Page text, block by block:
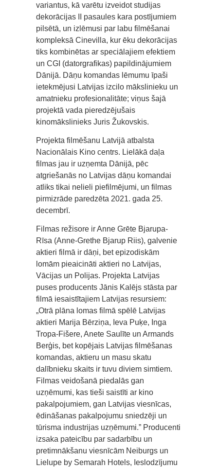
variantus, kā varētu izveidot studijas
dekorācijas II pasaules kara postījumiem
pilsētā, un izlēmusi par labu filmēšanai
kompleksā Cinevilla, kur ēku dekorācijas
tiks kombinētas ar speciālajiem efektiem
un CGI (datorgrafikas) papildinājumiem
Dānijā. Dāņu komandas lēmumu īpaši
ietekmējusi Latvijas izcilo mākslinieku un
amatnieku profesionalitāte; viņus šajā
projektā vada pieredzējušais
kinomākslinieks Juris Žukovskis.
Projekta filmēšanu Latvijā atbalsta
Nacionālais Kino centrs. Lielākā daļa
filmas jau ir uzņemta Dānijā, pēc
atgriešanās no Latvijas dāņu komandai
atliks tikai nelieli piefilmējumi, un filmas
pirmizrāde paredzēta 2021. gada 25.
decembrī.
Filmas režisore ir Anne Grēte Bjarupa-
Rīsa (Anne-Grethe Bjarup Riis), galvenie
aktieri filmā ir dāņi, bet epizodiskām
lomām pieaicināti aktieri no Latvijas,
Vācijas un Polijas. Projekta Latvijas
puses producents Jānis Kalējs stāsta par
filmā iesaistītajiem Latvijas resursiem:
„Otrā plāna lomas filmā spēlē Latvijas
aktieri Marija Bērziņa, Ieva Puķe, Inga
Tropa-Fišere, Anete Saulīte un Armands
Berģis, bet kopējais Latvijas filmēšanas
komandas, aktieru un masu skatu
dalībnieku skaits ir tuvu diviem simtiem.
Filmas veidošanā piedalās gan
uzņēmumi, kas tieši saistīti ar kino
pakalpojumiem, gan Latvijas viesnīcas,
ēdināšanas pakalpojumu sniedzēji un
tūrisma industrijas uzņēmumi.” Producenti
izsaka pateicību par sadarbību un
pretimnākšanu viesnīcām Neiburgs un
Lielupe by Semarah Hotels, Ieslodzījumu